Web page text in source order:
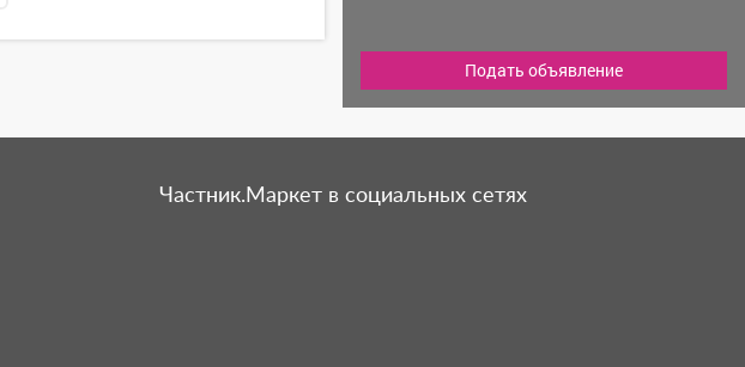
Подать объявление
Частник.Маркет в социальных сетях